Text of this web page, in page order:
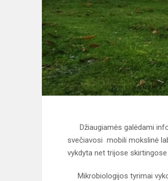
Džiaugiamės galėdami
svečiavosi mobili mokslinė
vykdyta net trijose
Mikrobiologijos tyrimai vyko